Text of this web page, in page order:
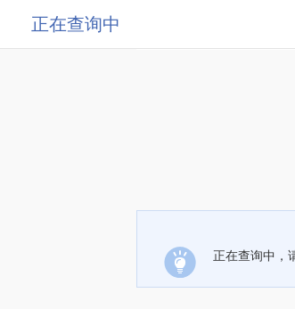
正在查询中
正在查询中，